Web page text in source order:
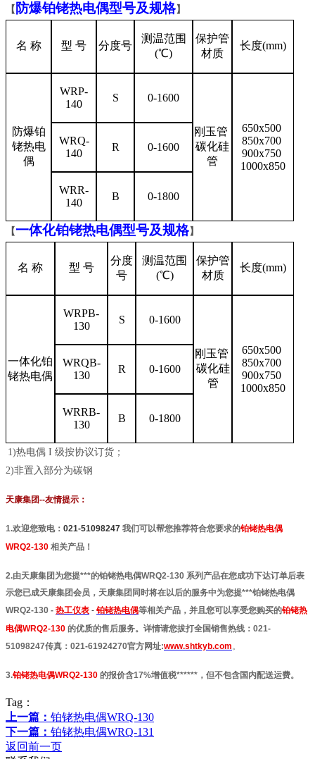
【 防爆铂铑热电偶型号及规格】
名 称 型 号 分度号
测温范围
(℃)
保护管
材质
长度(mm)
防爆铂
铑热电
偶
WRP-
140
S 0-1600
刚玉管
碳化硅
管
650x500
850x700
900x750
1000x850
WRQ-
140
R 0-1600
WRR-
140
B 0-1800
【一体化铂铑热电偶型号及规格】
名 称 型 号
分度
号
测温范围
(℃)
保护管
材质
长度(mm)
一体化铂
铑热电偶
WRPB-
130
S 0-1600
刚玉管
碳化硅
管
650x500
850x700
900x750
1000x850
WRQB-
130
R 0-1600
WRRB-
130
B 0-1800
1)热电偶 I 级按协议订货；
2)非置入部分为碳钢
天康集团--友情提示：
1.欢迎您致电： 021-51098247 我们可以帮您推荐符合您要求的铂铑热电偶
WRQ2-130 相关产品！
2.由天康集团为您提***的铂铑热电偶WRQ2-130 系列产品在您成功下达订单后表
示您已成天康集团会员，天康集团同时将在以后的服务中为您提***铂铑热电偶
WRQ2-130 - 热工仪表 - 铂铑热电偶等相关产品，并且您可以享受您购买的铂铑热
电偶WRQ2-130 的优质的售后服务。详情请您拔打全国销售热线：021-
51098247传真：021-61924270官方网址:www.shtkyb.com。
3.铂铑热电偶WRQ2-130 的报价含17%增值税******，但不包含国内配送运费。
Tag：
上一篇： 铂铑热电偶WRQ-130
下一篇： 铂铑热电偶WRQ-131
返回前一页